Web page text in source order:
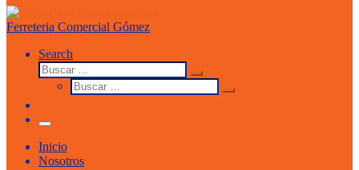
Ferreteria Comercial Gómez
Search
Buscar
Buscar
…
Buscar
Buscar
Menu
Inicio
Nosotros